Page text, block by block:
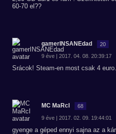
60-70 el??
gamerINSANEdad 20
9 éve | 2017. 04. 08. 20:39:17
Srácok! Steam-en most csak 4
MC MaRcI 68
9 éve | 2017. 02. 09. 19:44:01
gyenge a géped ennyi sajna az a